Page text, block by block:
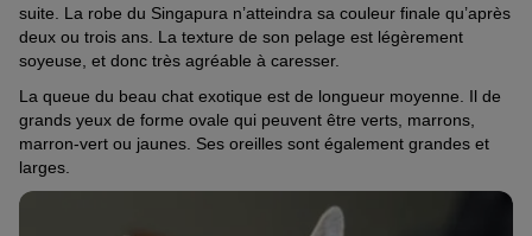
suite. La robe du Singapura n’atteindra sa couleur finale qu’après
deux ou trois ans. La texture de son pelage est légèrement
soyeuse, et donc très agréable à caresser.
La queue du beau chat exotique est de longueur moyenne. Il de
grands yeux de forme ovale qui peuvent être verts, marrons,
marron-vert ou jaunes. Ses oreilles sont également grandes et
larges.